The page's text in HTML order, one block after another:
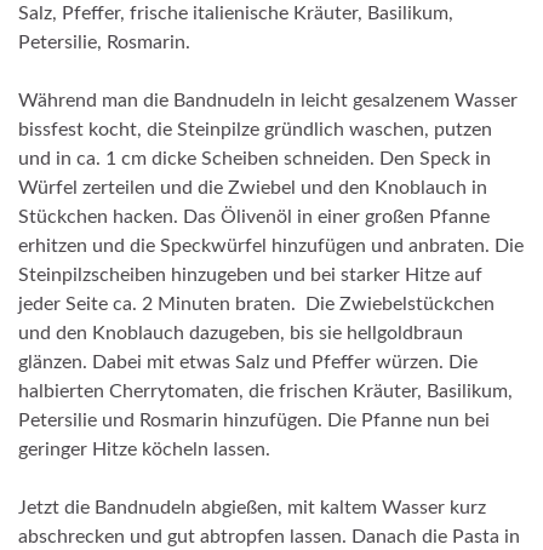
Salz, Pfeffer, frische italienische Kräuter, Basilikum,
Petersilie, Rosmarin.
Während man die Bandnudeln in leicht gesalzenem Wasser
bissfest kocht, die Steinpilze gründlich waschen, putzen
und in ca. 1 cm dicke Scheiben schneiden. Den Speck in
Würfel zerteilen und die Zwiebel und den Knoblauch in
Stückchen hacken. Das Ölivenöl in einer großen Pfanne
erhitzen und die Speckwürfel hinzufügen und anbraten. Die
Steinpilzscheiben hinzugeben und bei starker Hitze auf
jeder Seite ca. 2 Minuten braten. Die Zwiebelstückchen
und den Knoblauch dazugeben, bis sie hellgoldbraun
glänzen. Dabei mit etwas Salz und Pfeffer würzen. Die
halbierten Cherrytomaten, die frischen Kräuter, Basilikum,
Petersilie und Rosmarin hinzufügen. Die Pfanne nun bei
geringer Hitze köcheln lassen.
Jetzt die Bandnudeln abgießen, mit kaltem Wasser kurz
abschrecken und gut abtropfen lassen. Danach die Pasta in